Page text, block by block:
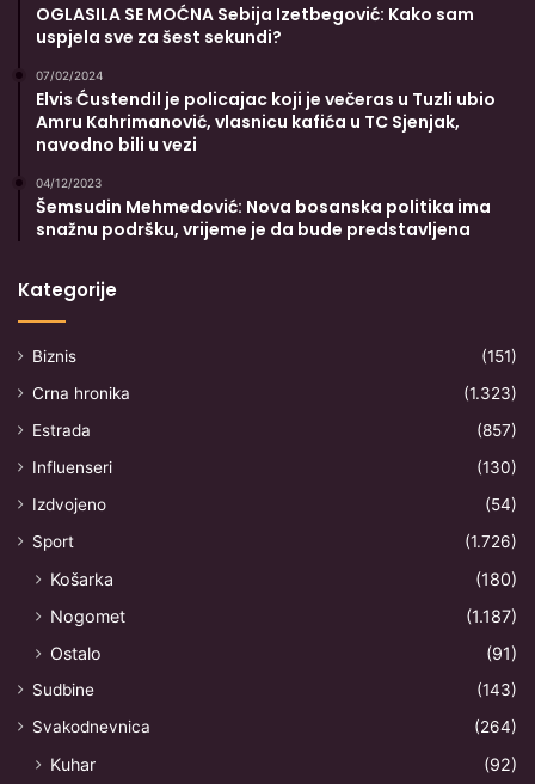
OGLASILA SE MOĆNA Sebija Izetbegović: Kako sam
uspjela sve za šest sekundi?
07/02/2024
Elvis Ćustendil je policajac koji je večeras u Tuzli ubio
Amru Kahrimanović, vlasnicu kafića u TC Sjenjak,
navodno bili u vezi
04/12/2023
Šemsudin Mehmedović: Nova bosanska politika ima
snažnu podršku, vrijeme je da bude predstavljena
Kategorije
Biznis
(151)
Crna hronika
(1.323)
Estrada
(857)
Influenseri
(130)
Izdvojeno
(54)
Sport
(1.726)
Košarka
(180)
Nogomet
(1.187)
Ostalo
(91)
Sudbine
(143)
Svakodnevnica
(264)
Kuhar
(92)